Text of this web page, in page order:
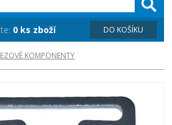
0 ks zboží DO KOŠÍKU
KOMPONENTY